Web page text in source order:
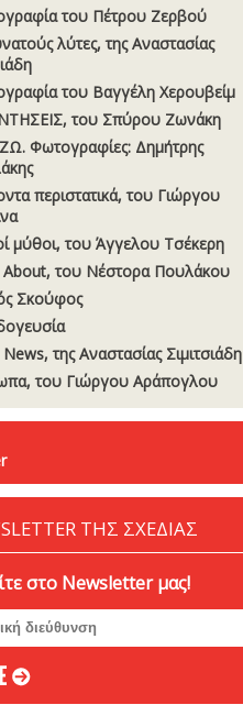
του Πέτρου Ζερβού
λύτες, της Αναστασίας
του Βαγγέλη Χερουβείμ
του Σπύρου Ζωνάκη
Φωτογραφίες: Δημήτρης
περιστατικά, του Γιώργου
μύθοι, του Άγγελου Τσέκερη
του Νέστορα Πουλάκου
Σκούφος
της Αναστασίας Σιμιτσιάδη
του Γιώργου Αράπογλου
ΤΗΣ ΣΧΕΔΙΑΣ
στο Newsletter μας!